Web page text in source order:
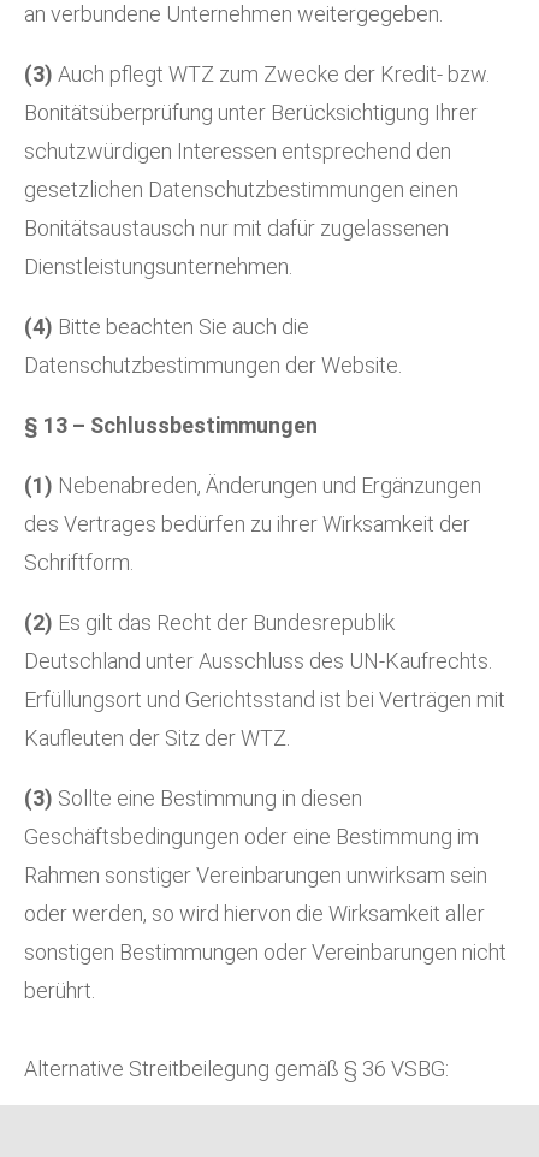
an verbundene Unternehmen weitergegeben.
(3) Auch pflegt WTZ zum Zwecke der Kredit- bzw.
Bonitätsüberprüfung unter Berücksichtigung Ihrer
schutzwürdigen Interessen entsprechend den
gesetzlichen Datenschutzbestimmungen einen
Bonitätsaustausch nur mit dafür zugelassenen
Dienstleistungsunternehmen.
(4) Bitte beachten Sie auch die
Datenschutzbestimmungen der Website.
§ 13 – Schlussbestimmungen
(1) Nebenabreden, Änderungen und Ergänzungen
des Vertrages bedürfen zu ihrer Wirksamkeit der
Schriftform.
(2) Es gilt das Recht der Bundesrepublik
Deutschland unter Ausschluss des UN-Kaufrechts.
Erfüllungsort und Gerichtsstand ist bei Verträgen mit
Kaufleuten der Sitz der WTZ.
(3) Sollte eine Bestimmung in diesen
Geschäftsbedingungen oder eine Bestimmung im
Rahmen sonstiger Vereinbarungen unwirksam sein
oder werden, so wird hiervon die Wirksamkeit aller
sonstigen Bestimmungen oder Vereinbarungen nicht
berührt.
Alternative Streitbeilegung gemäß § 36 VSBG: